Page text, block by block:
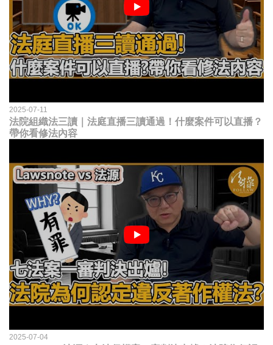
2025-07-11
法院組織法三讀｜法庭直播三讀通過！什麼案件可以直播？
帶你看修法內容
2025-07-04